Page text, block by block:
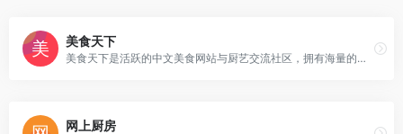
美食天下
美食天下是活跃的中文美食网站与厨艺交流社区，拥有海量的优质原创美食菜谱，聚集超千万美食家。我所有的朋友都是吃货，欢迎您加入！
网上厨房